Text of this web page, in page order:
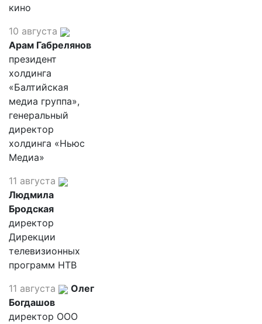
кино
10 августа
Арам Габрелянов
президент
холдинга
«Балтийская
медиа группа»,
генеральный
директор
холдинга «Ньюс
Медиа»
11 августа
Людмила
Бродская
директор
Дирекции
телевизионных
программ НТВ
11 августа
Олег
Богдашов
директор ООО